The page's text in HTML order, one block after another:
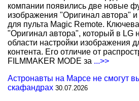
компании появились две новые
изображения "Оригинал автора"
для пульта Magic Remote.
"Оригинал автора", который в
области настройки изображения
контента. Его отличие от
FILMMAKER MODE за ...>>
Астронавты на Марсе не смогут
скафандрах 30.07.2026